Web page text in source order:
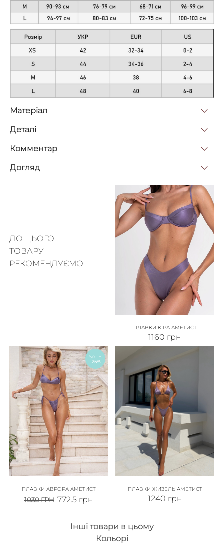
Матерiал
Деталi
Комментар
Догляд
ДО ЦЬОГО
ТОВАРУ
РЕКОМЕНДУЄМО
ПЛАВКИ КІРА АМЕТИСТ
1160 грн
SALE
-25%
ПЛАВКИ АВРОРА АМЕТИСТ
1030ГРН 772.5 грн
ПЛАВКИ ЖИЗЕЛЬ АМЕТИСТ
1240 грн
Інші товари в цьому
Кольорі